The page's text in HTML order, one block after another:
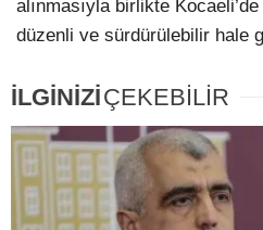
alınmasıyla birlikte
düzenli ve sürdürülebilir hale
İLGİNİZİÇEKEBİLİR